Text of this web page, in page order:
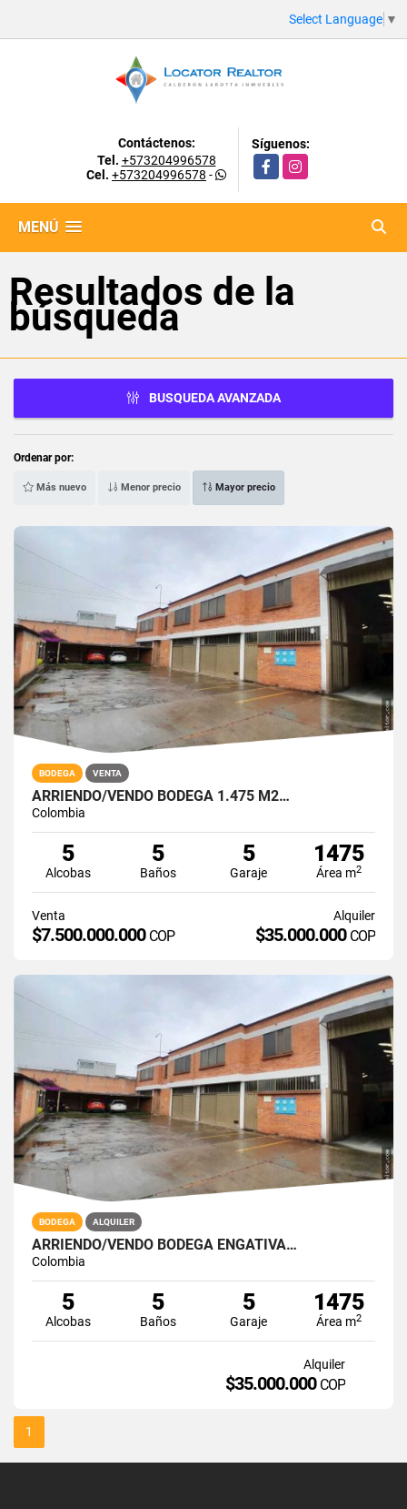
Select Language ▼
Contáctenos:
Tel. +573204996578
Cel. +573204996578 -
Síguenos:
FacebookInstagram
MENÚ
Resultados de la
búsqueda
BUSQUEDA AVANZADA
Ordenar por:
Más nuevo Menor precio Mayor precio
BODEGA VENTA
ARRIENDO/VENDO BODEGA 1.475 M2…
Colombia
5
Alcobas
5
Baños
5
Garaje
1475
Área m2
Venta
$7.500.000.000 COP
Alquiler
$35.000.000 COP
BODEGA ALQUILER
ARRIENDO/VENDO BODEGA ENGATIVÁ…
Colombia
5
Alcobas
5
Baños
5
Garaje
1475
Área m2
Alquiler
$35.000.000 COP
1